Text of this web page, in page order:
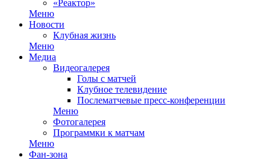
«Реактор»
Меню
Новости
Клубная жизнь
Меню
Медиа
Видеогалерея
Голы с матчей
Клубное телевидение
Послематчевые пресс-конференции
Меню
Фотогалерея
Программки к матчам
Меню
Фан-зона